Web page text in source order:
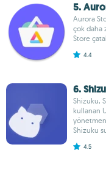
5.
Aurora
çok daha
Store
4.4
6.
Shizuku,
kullanan
Shizuku
4.5